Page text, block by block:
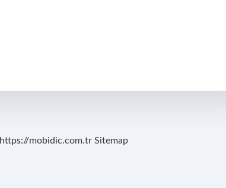
https://mobidic.com.tr Sitemap